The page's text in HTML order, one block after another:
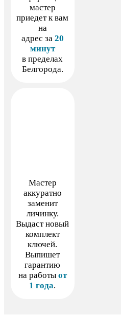
мастер
приедет к вам
на
адрес за 20
минут
в пределах
Белгорода.
Мастер
аккуратно
заменит
личинку.
Выдаст новый
комплект
ключей.
Выпишет
гарантию
на работы от
1 года.